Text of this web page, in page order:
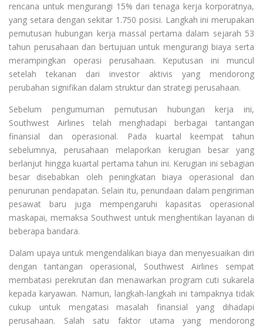
rencana untuk mengurangi 15% dari tenaga kerja korporatnya,
yang setara dengan sekitar 1.750 posisi. Langkah ini merupakan
pemutusan hubungan kerja massal pertama dalam sejarah 53
tahun perusahaan dan bertujuan untuk mengurangi biaya serta
merampingkan operasi perusahaan. Keputusan ini muncul
setelah tekanan dari investor aktivis yang mendorong
perubahan signifikan dalam struktur dan strategi perusahaan.
Sebelum pengumuman pemutusan hubungan kerja ini,
Southwest Airlines telah menghadapi berbagai tantangan
finansial dan operasional. Pada kuartal keempat tahun
sebelumnya, perusahaan melaporkan kerugian besar yang
berlanjut hingga kuartal pertama tahun ini. Kerugian ini sebagian
besar disebabkan oleh peningkatan biaya operasional dan
penurunan pendapatan. Selain itu, penundaan dalam pengiriman
pesawat baru juga mempengaruhi kapasitas operasional
maskapai, memaksa Southwest untuk menghentikan layanan di
beberapa bandara.
Dalam upaya untuk mengendalikan biaya dan menyesuaikan diri
dengan tantangan operasional, Southwest Airlines sempat
membatasi perekrutan dan menawarkan program cuti sukarela
kepada karyawan. Namun, langkah-langkah ini tampaknya tidak
cukup untuk mengatasi masalah finansial yang dihadapi
perusahaan. Salah satu faktor utama yang mendorong